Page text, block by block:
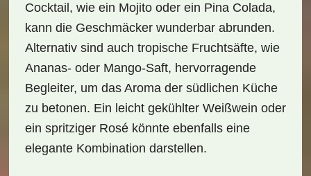
Cocktail, wie ein Mojitooder ein Pina Colada,
kann die Geschmäcker wunderbar abrunden.
Alternativ sind auch tropische Fruchtsäfte, wie
Ananas- oder Mango-Saft, hervorragende
Begleiter, um das Aroma der südlichen Küche
zu betonen. Ein leicht gekühlter Weißwein oder
ein spritziger Rosé könnte ebenfalls eine
elegante Kombination darstellen.